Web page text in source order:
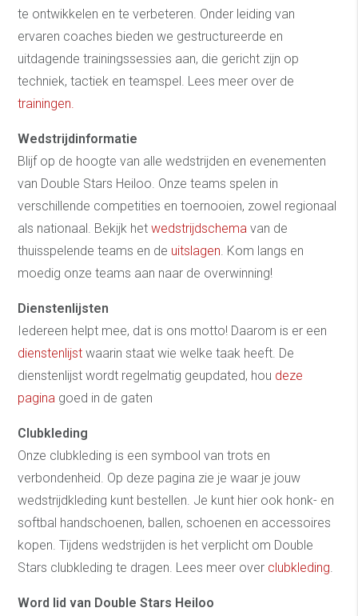
te ontwikkelen en te verbeteren. Onder leiding van
ervaren coaches bieden we gestructureerde en
uitdagende trainingssessies aan, die gericht zijn op
techniek, tactiek en teamspel. Lees meer over de
trainingen.
Wedstrijdinformatie
Blijf op de hoogte van alle wedstrijden en evenementen
van Double Stars Heiloo. Onze teams spelen in
verschillende competities en toernooien, zowel regionaal
als nationaal. Bekijk hetwedstrijdschema van de
thuisspelende teams en de uitslagen . Kom langs en
moedig onze teams aan naar de overwinning!
Dienstenlijsten
Iedereen helpt mee, dat is ons motto! Daarom is er een
dienstenlijst waarin staat wie welke taak heeft. De
dienstenlijst wordt regelmatig geupdated, hou deze
pagina goed in de gaten
Clubkleding
Onze clubkleding is een symbool van trots en
verbondenheid. Op deze pagina zie je waar je jouw
wedstrijdkleding kunt bestellen. Je kunt hier ook honk- en
softbal handschoenen, ballen, schoenen en accessoires
kopen. Tijdens wedstrijden is het verplicht om Double
Stars clubkleding te dragen. Lees meer over clubkleding
Word lid van Double Stars Heiloo